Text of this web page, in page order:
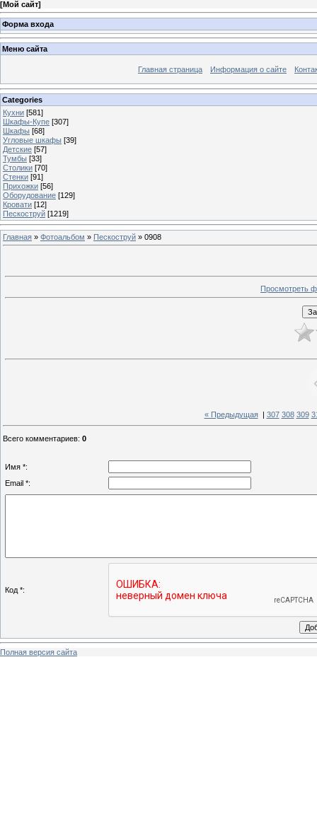
[Мой сайт]
Форма входа
Меню сайта
Главная страница Информация о сайте
Categories
Кухни [581]
Шкафы-Купе [307]
Шкафы [68]
Угловые шкафы [39]
Детские [57]
Тумбы [33]
Столики [70]
Стенки [91]
Прихожки [56]
Оборудование [129]
Кровати [12]
Пескоструй [1219]
Главная » Фотоальбом » Пескоструй » 0908
Просмотреть
« Предыдущая| 307 308 309
Всего комментариев: 0
Имя *:
Email *:
Код *:
Полная версия сайта